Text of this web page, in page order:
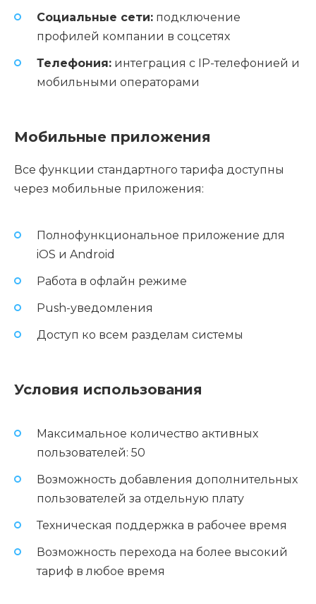
Социальные сети: подключение
профилей компании в соцсетях
Телефония: интеграция с IP-телефонией и
мобильными операторами
Мобильные приложения
Все функции стандартного тарифа доступны
через мобильные приложения:
Полнофункциональное приложение для
iOS и Android
Работа в офлайн режиме
Push-уведомления
Доступ ко всем разделам системы
Условия использования
Максимальное количество активных
пользователей: 50
Возможность добавления дополнительных
пользователей за отдельную плату
Техническая поддержка в рабочее время
Возможность перехода на более высокий
тариф в любое время